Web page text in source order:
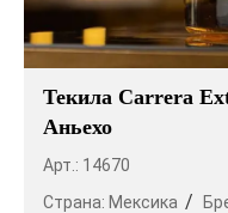
Текила Carrera
Аньехо
Арт.: 14670
Страна: Мексика